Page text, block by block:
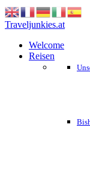
Traveljunkies.at
Welcome
Reisen